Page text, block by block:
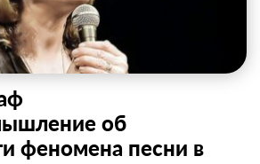
об
феномена песни в